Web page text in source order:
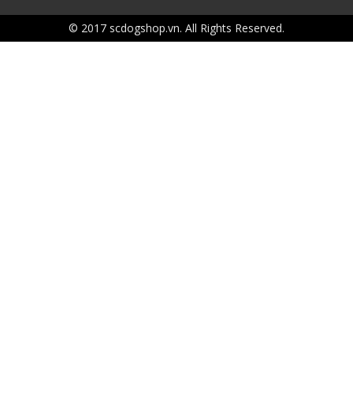
© 2017 scdogshop.vn. All Rights Reserved.